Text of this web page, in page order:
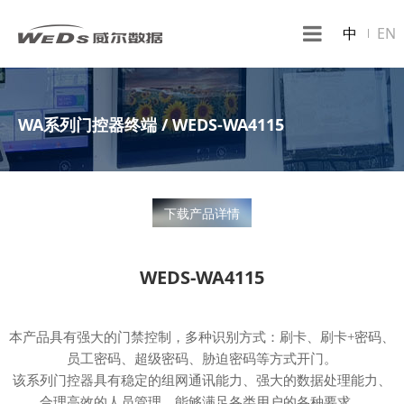
中 EN
WA系列门控器终端 / WEDS-WA4115
WEDS-WA4115
本产品具有强大的门禁控制，多种识别方式：刷卡、刷卡+密码、
员工密码、超级密码、胁迫密码等方式开门。
该系列门控器具有稳定的组网通讯能力、强大的数据处理能力、
下载产品详情